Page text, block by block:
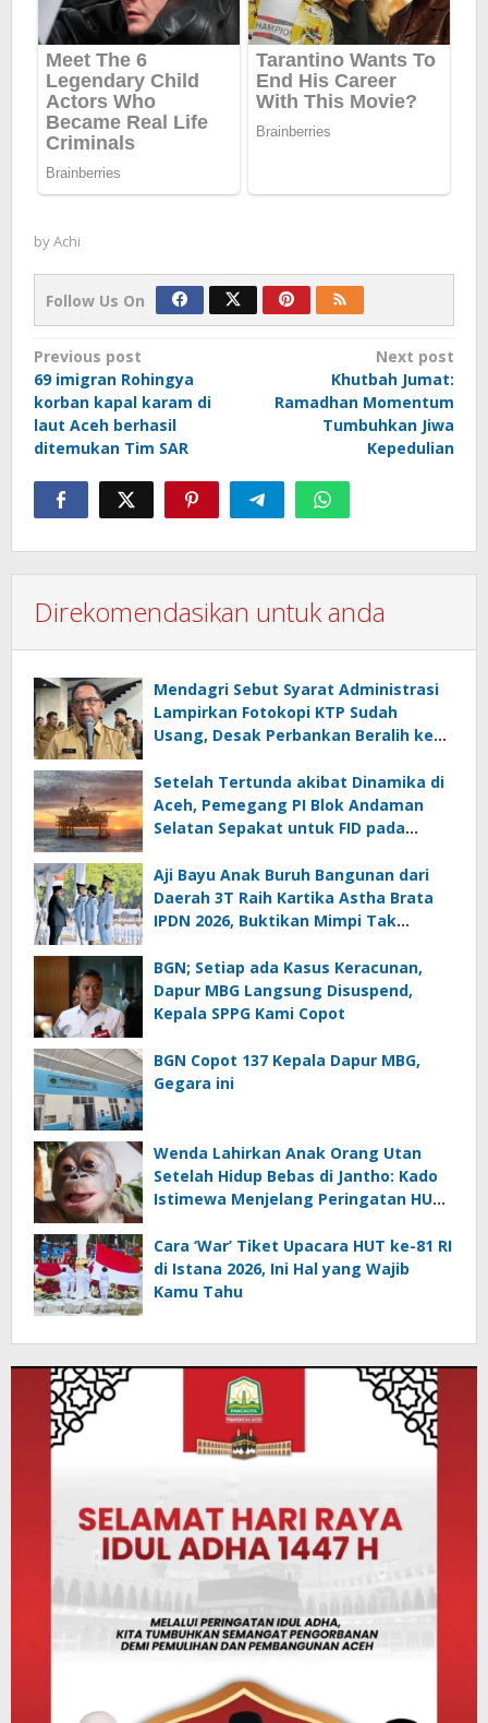
byAchi
Follow Us On
Post
navigation
Previous post
69 imigran Rohingya
korban kapal karam di
laut Aceh berhasil
ditemukan Tim SAR
Next post
Khutbah Jumat:
Ramadhan Momentum
Tumbuhkan Jiwa
Kepedulian
Direkomendasikan untuk anda
Mendagri Sebut Syarat Administrasi
Lampirkan Fotokopi KTP Sudah
Usang, Desak Perbankan Beralih ke
Setelah Tertunda akibat Dinamika di
Aceh, Pemegang PI Blok Andaman
Selatan Sepakat untuk FID pada
Aji Bayu Anak Buruh Bangunan dari
Daerah 3T Raih Kartika Astha Brata
IPDN 2026, Buktikan Mimpi Tak
BGN; Setiap ada Kasus Keracunan,
Dapur MBG Langsung Disuspend,
Kepala SPPG Kami Copot
BGN Copot 137 Kepala Dapur MBG,
Gegara ini
Wenda Lahirkan Anak Orang Utan
Setelah Hidup Bebas di Jantho: Kado
Istimewa Menjelang Peringatan HUT
Cara ‘War’ Tiket Upacara HUT ke-81 RI
di Istana 2026, Ini Hal yang Wajib
Kamu Tahu